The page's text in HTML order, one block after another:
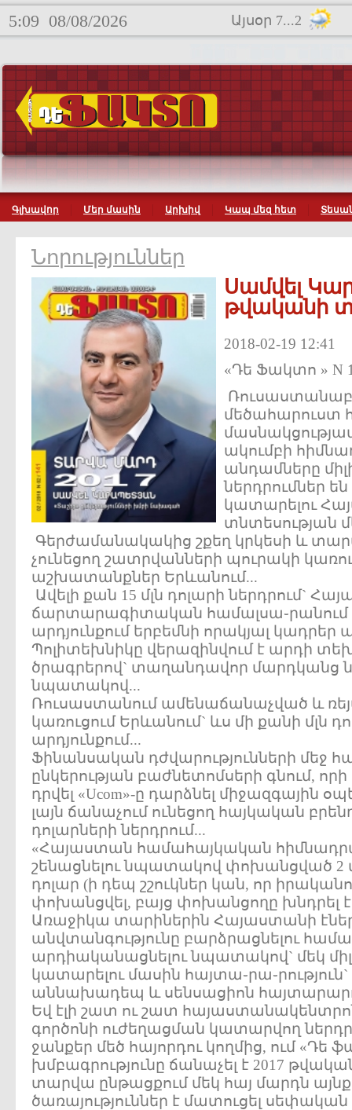
5:09 08/08/2026 Այսօր 7...2
Գլխավոր Մեր մասին Արխիվ Կապ մեզ հետ
Նորություններ
Սամվել
թվականի
2018-02-19 12:41
«Դե Ֆակտո » N
մեծահարուստ
ակումբի
անդամները
ներդրումներ
կատարելու
տնտեսության
Գերժամանակակից շքեղ կրկեսի և
չունեցող շատրվանների պուրակի
աշխատանքներ Երևանում...
Ավելի քան 15 մլն դոլարի ներդրում`
ճարտարագիտական համալսա֊րանում
արդյունքում երբեմնի որակյալ
Պոլիտեխնիկը վերազինվում է արդի
ծրագրերով` տաղանդավոր մարդկանց
նպատակով...
Ռուսաստանում ամենաճանաչված և
կառուցում Երևանում` ևս մի քանի մլն
արդյունքում...
Ֆինանսական դժվարությունների մեջ
ընկերության բաժնետոմսերի գնում, որի
դրվել «Ucom»-ը դարձնել միջազգային
լայն ճանաչում ունեցող հայկական
դոլարների ներդրում...
«Հայաստան համահայկական
շենացնելու նպատակով փոխանցված 2
դոլար (ի դեպ շշուկներ կան, որ
փոխանցվել, բայց փոխանցողը խնդրել
Առաջիկա տարիներին Հայաստանի
անվտանգությունը բարձրացնելու
արդիականացնելու նպատակով` մեկ
կատարելու մասին
աննախադեպ և սենսացիոն
Եվ էլի շատ ու շատ
գործոնի ուժեղացման կատարվող
ջանքեր մեծ հայորդու կողմից, ում «Դե
խմբագրությունը ճանաչել է 2017
տարվա ընթացքում մեկ հայ մարդն
ծառայություններ է մատուցել սեփական